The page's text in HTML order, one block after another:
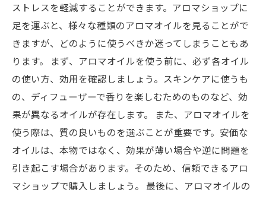
ストレスを軽減することができます。アロマショップに
足を運ぶと、様々な種類のアロマオイルを見ることがで
きますが、どのように使うべきか迷ってしまうこともあ
ります。 まず、アロマオイルを使う前に、必ず各オイル
の使い方、効用を確認しましょう。スキンケアに使うも
の、ディフューザーで香りを楽しむためのものなど、効
果が異なるオイルが存在します。 また、アロマオイルを
使う際は、質の良いものを選ぶことが重要です。安価な
オイルは、本物ではなく、効果が薄い場合や逆に問題を
引き起こす場合があります。そのため、信頼できるアロ
マショップで購入しましょう。 最後に、アロマオイルの